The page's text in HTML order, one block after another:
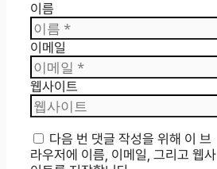
이름
이메일
웹사이트
다음 번 댓글 작성을 위해 이 브
라우저에 이름, 이메일, 그리고 웹사